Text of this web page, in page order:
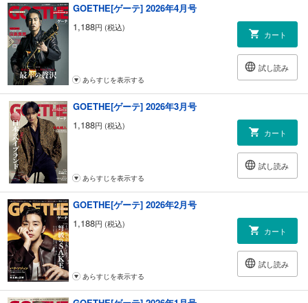
GOETHE[ゲーテ] 2026年4月号
1,188円 (税込)
カート
試し読み
あらすじを表示する
GOETHE[ゲーテ] 2026年3月号
1,188円 (税込)
カート
試し読み
あらすじを表示する
GOETHE[ゲーテ] 2026年2月号
1,188円 (税込)
カート
試し読み
あらすじを表示する